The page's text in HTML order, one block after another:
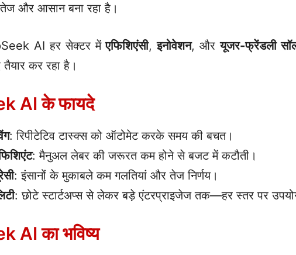
तेज और आसान बना रहा है।
AI हर सेक्टर मेंएफिशिएंसी,इनोवेशन, औरयूजर-फ्रेंडली
कर रहा है।
AI के फायदे
: रिपीटेटिव टास्क्स को ऑटोमेट करके समय की बचत।
: मैनुअल लेबर की जरूरत कम होने से बजट में कटौती।
: इंसानों के मुकाबले कम गलतियां और तेज निर्णय।
: छोटे स्टार्टअप्स से लेकर बड़े एंटरप्राइजेज तक—हर स्तर पर
AI का भविष्य